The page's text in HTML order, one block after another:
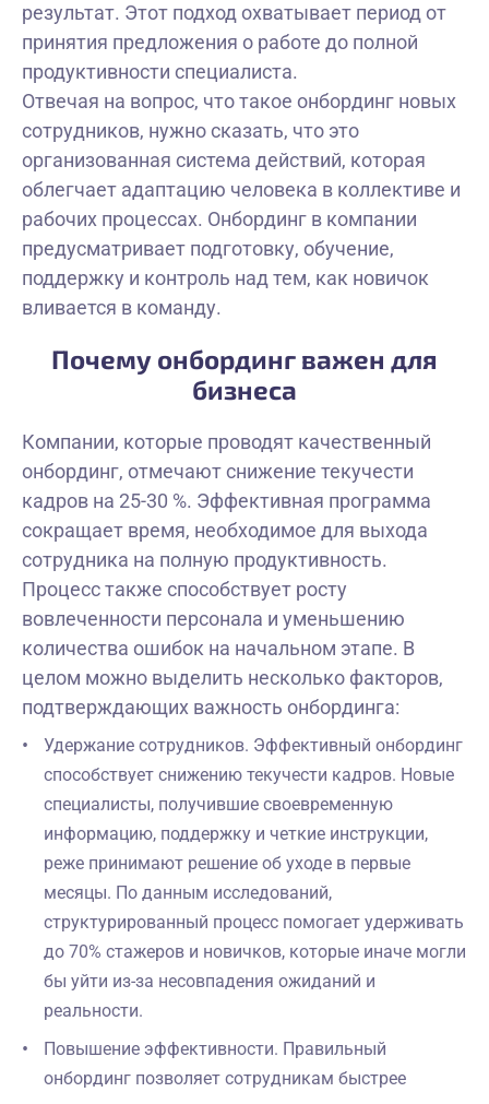
результат. Этот подход охватывает период от
принятия предложения о работе до полной
продуктивности специалиста.
Отвечая на вопрос, что такое онбординг новых
сотрудников, нужно сказать, что это
организованная система действий, которая
облегчает адаптацию человека в коллективе и
рабочих процессах. Онбординг в компании
предусматривает подготовку, обучение,
поддержку и контроль над тем, как новичок
вливается в команду.
Почему онбординг важен для
бизнеса
Компании, которые проводят качественный
онбординг, отмечают снижение текучести
кадров на 25-30 %. Эффективная программа
сокращает время, необходимое для выхода
сотрудника на полную продуктивность.
Процесс также способствует росту
вовлеченности персонала и уменьшению
количества ошибок на начальном этапе. В
целом можно выделить несколько факторов,
подтверждающих важность онбординга:
Удержание сотрудников. Эффективный онбординг
способствует снижению текучести кадров. Новые
специалисты, получившие своевременную
информацию, поддержку и четкие инструкции,
реже принимают решение об уходе в первые
месяцы. По данным исследований,
структурированный процесс помогает удерживать
до 70% стажеров и новичков, которые иначе могли
бы уйти из-за несовпадения ожиданий и
реальности.
Повышение эффективности. Правильный
онбординг позволяет сотрудникам быстрее